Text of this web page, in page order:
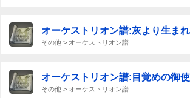
オーケストリオン譜:灰より生ま
その他 > オーケストリオン譜
オーケストリオン譜:目覚めの御
その他 > オーケストリオン譜